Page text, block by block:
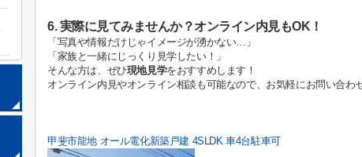
6. 実際に見てみませんか？オンライン内見もOK！
「写真や情報だけじゃイメージが湧かない…」
「家族と一緒にじっくり見学したい！」
そんな方は、ぜひ現地見学をおすすめします！
オンライン内見やオンライン相談も可能なので、お気軽にお問い合わ
甲斐市龍地 オール電化新築戸建 4SLDK 車4台駐車可